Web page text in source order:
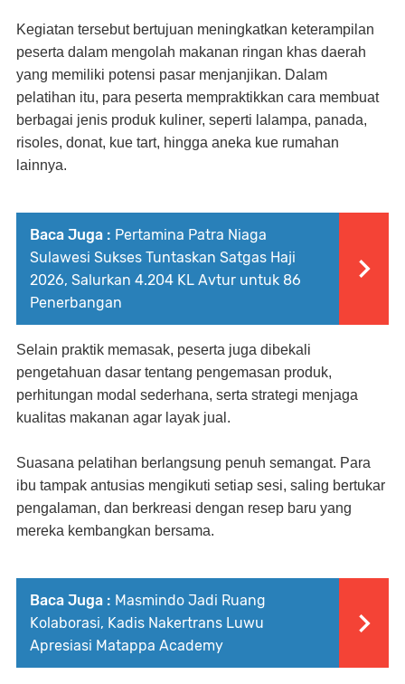
Kegiatan tersebut bertujuan meningkatkan keterampilan
peserta dalam mengolah makanan ringan khas daerah
yang memiliki potensi pasar menjanjikan. Dalam
pelatihan itu, para peserta mempraktikkan cara membuat
berbagai jenis produk kuliner, seperti lalampa, panada,
risoles, donat, kue tart, hingga aneka kue rumahan
lainnya.
Baca Juga : Pertamina Patra Niaga
Sulawesi Sukses Tuntaskan Satgas Haji
2026, Salurkan 4.204 KL Avtur untuk 86
Penerbangan
Selain praktik memasak, peserta juga dibekali
pengetahuan dasar tentang pengemasan produk,
perhitungan modal sederhana, serta strategi menjaga
kualitas makanan agar layak jual.
Suasana pelatihan berlangsung penuh semangat. Para
ibu tampak antusias mengikuti setiap sesi, saling bertukar
pengalaman, dan berkreasi dengan resep baru yang
mereka kembangkan bersama.
Baca Juga : Masmindo Jadi Ruang
Kolaborasi, Kadis Nakertrans Luwu
Apresiasi Matappa Academy